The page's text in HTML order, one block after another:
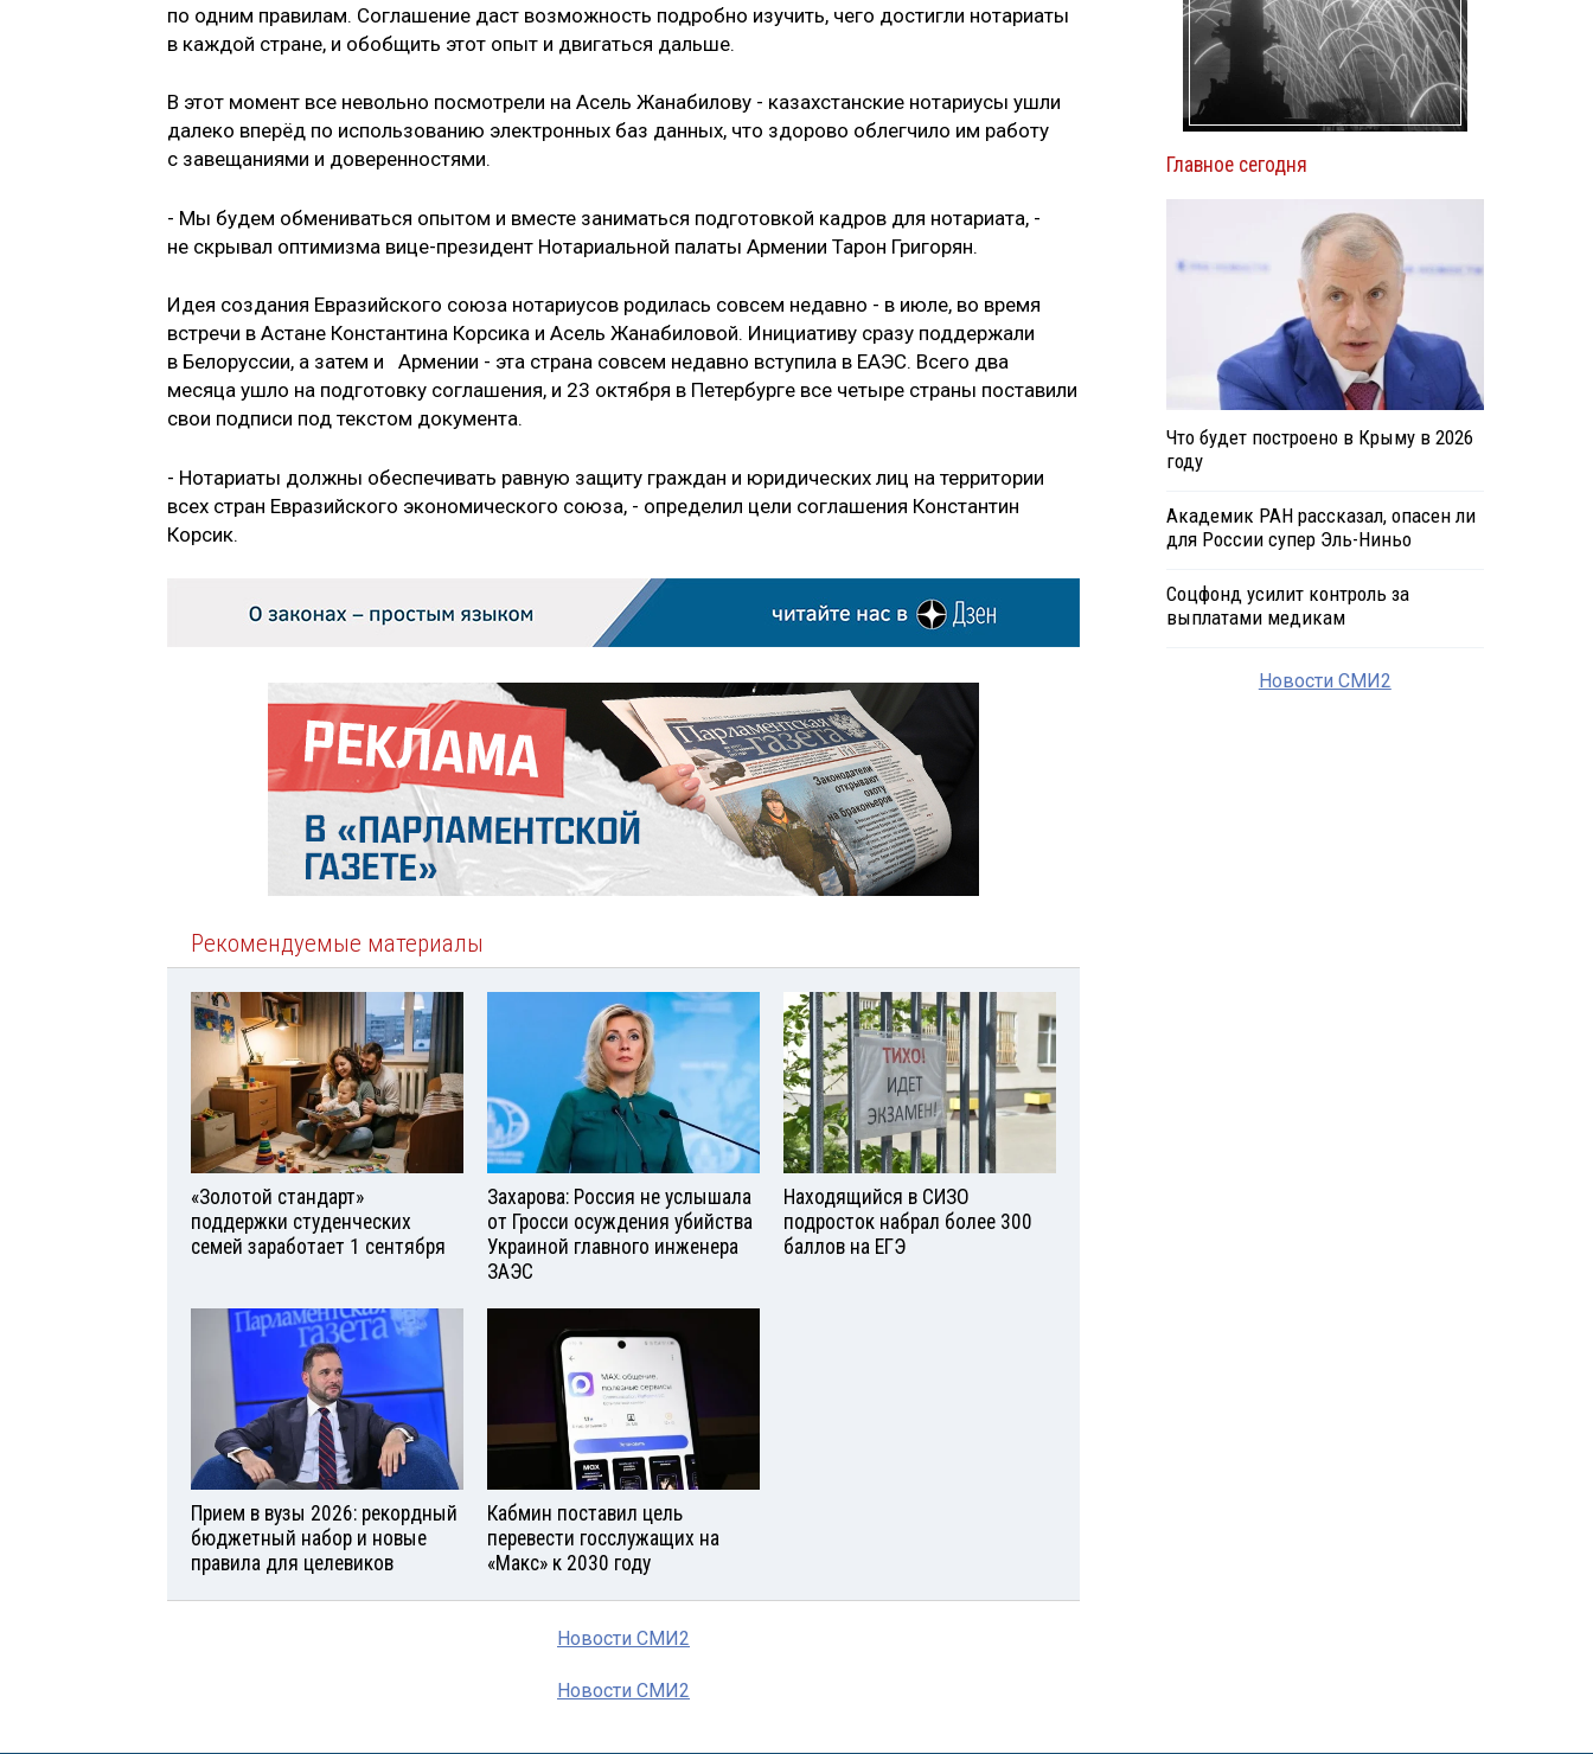
по одним правилам. Соглашение даст возможность подробно изучить, чего достигли нотариаты
в каждой стране, и обобщить этот опыт и двигаться дальше.
В этот момент все невольно посмотрели на Асель Жанабилову - казахстанские нотариусы ушли
далеко вперёд по использованию электронных баз данных, что здорово облегчило им работу
с завещаниями и доверенностями.
- Мы будем обмениваться опытом и вместе заниматься подготовкой кадров для нотариата, -
не скрывал оптимизма вице-президент Нотариальной палаты Армении Тарон Григорян.
Идея создания Евразийского союза нотариусов родилась совсем недавно - в июле, во время
встречи в Астане Константина Корсика и Асель Жанабиловой. Инициативу сразу поддержали
в Белоруссии, а затем и Армении - эта страна совсем недавно вступила в ЕАЭС. Всего два
месяца ушло на подготовку соглашения, и 23 октября в Петербурге все четыре страны поставили
свои подписи под текстом документа.
- Нотариаты должны обеспечивать равную защиту граждан и юридических лиц на территории
всех стран Евразийского экономического союза, - определил цели соглашения Константин
Корсик.
Рекомендуемые материалы
«Золотой стандарт»
поддержки студенческих
семей заработает 1 сентября
Захарова: Россия не услышала
от Гросси осуждения убийства
Украиной главного инженера
ЗАЭС
Находящийся в СИЗО
подросток набрал более 300
баллов на ЕГЭ
Прием в вузы 2026: рекордный
бюджетный набор и новые
правила для целевиков
Кабмин поставил цель
перевести госслужащих на
«Макс» к 2030 году
Новости СМИ2
Новости СМИ2
Главное сегодня
Что будет построено в Крыму в 2026
году
Академик РАН рассказал, опасен ли
для России супер Эль-Ниньо
Соцфонд усилит контроль за
выплатами медикам
Новости СМИ2